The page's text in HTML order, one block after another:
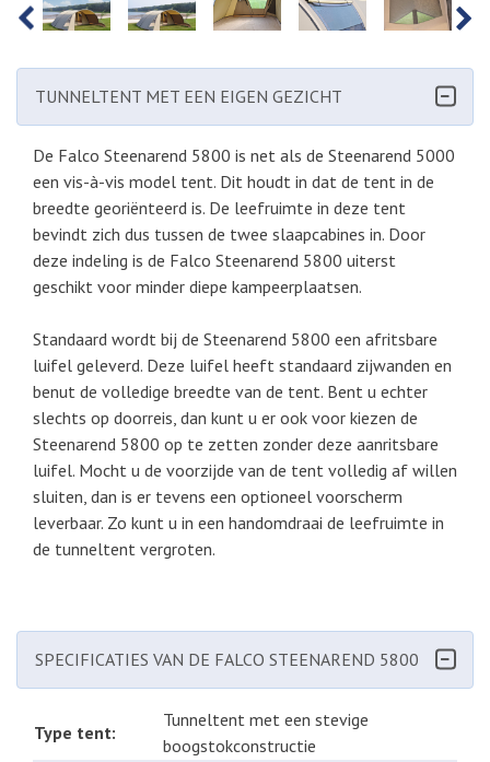
PREVIOUS NEXT
TUNNELTENT MET EEN EIGEN GEZICHT
De Falco Steenarend 5800 is net als de Steenarend 5000
een vis-à-vis model tent. Dit houdt in dat de tent in de
breedte georiënteerd is. De leefruimte in deze tent
bevindt zich dus tussen de twee slaapcabines in. Door
deze indeling is de Falco Steenarend 5800 uiterst
geschikt voor minder diepe kampeerplaatsen.
Standaard wordt bij de Steenarend 5800 een afritsbare
luifel geleverd. Deze luifel heeft standaard zijwanden en
benut de volledige breedte van de tent. Bent u echter
slechts op doorreis, dan kunt u er ook voor kiezen de
Steenarend 5800 op te zetten zonder deze aanritsbare
luifel. Mocht u de voorzijde van de tent volledig af willen
sluiten, dan is er tevens een optioneel voorscherm
leverbaar. Zo kunt u in een handomdraai de leefruimte in
de tunneltent vergroten.
SPECIFICATIES VAN DE FALCO STEENAREND 5800
Type tent:
Tunneltent met een stevige
boogstokconstructie